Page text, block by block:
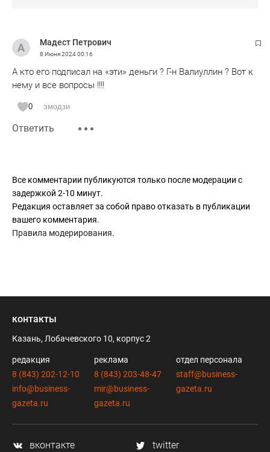
Мадест Петрович
8 Июня 202400:16
А кто его подписал на «эти» деньги ? Г-н Валиуллин ? Вот к
нему и все вопросы !!!!
0 эмодзи
Ответить
Все комментарии публикуются только после модерации с
задержкой 2-10 минут.
Редакция оставляет за собой право отказать в публикации
вашего комментария.
Правила модерирования.
контакты
Казань, Лобачевского 10, корпус 2
редакция
8 (843) 202-12-10
info@business-
gazeta.ru
реклама
8 (843) 203-48-47
mir@business-
gazeta.ru
отдел персонала
staff@business-
gazeta.ru
вконтакте
twitter